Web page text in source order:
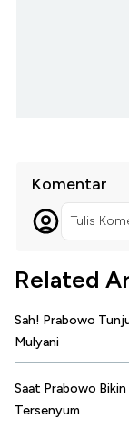
Komentar
Tulis
Related
Sah! Prabowo
Mulyani
Saat Prabowo Bikin
Tersenyum